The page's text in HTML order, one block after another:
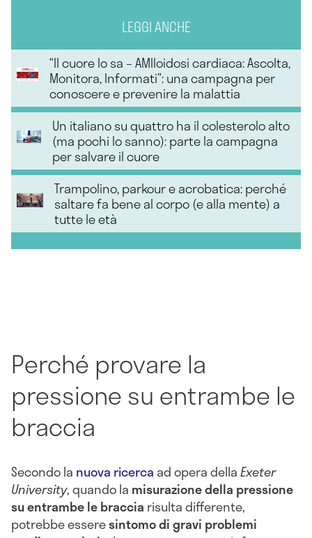
LEGGI ANCHE
“Il cuore lo sa – AMIloidosi cardiaca: Ascolta,
Monitora, Informati”: una campagna per
conoscere e prevenire la malattia
Un italiano su quattro ha il colesterolo alto
(ma pochi lo sanno): parte la campagna
per salvare il cuore
Trampolino, parkour e acrobatica: perché
saltare fa bene al corpo (e alla mente) a
tutte le età
Perché provare la
pressione su entrambe le
braccia
Secondo la nuova ricerca ad opera dellaExeter
University, quando la misurazione della pressione
su entrambe le braccia risulta differente,
potrebbe esseresintomo di gravi problemi